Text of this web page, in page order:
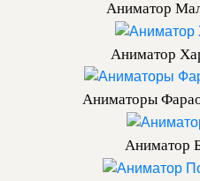
Аниматор
Аниматор
Аниматоры
Аниматор